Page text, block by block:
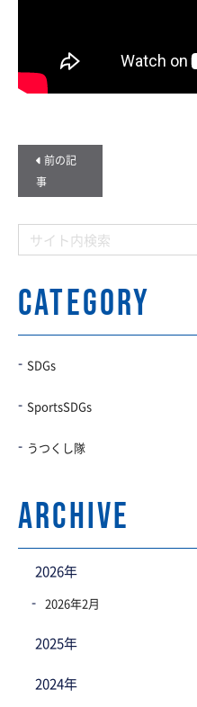
前の記
事
CATEGORY
SDGs
SportsSDGs
うつくし隊
archive
2026年
2026年2月
2025年
2024年